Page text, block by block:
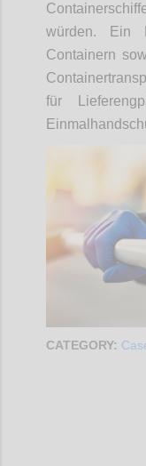
würden. Ein
Containern
für
CATEGORY: